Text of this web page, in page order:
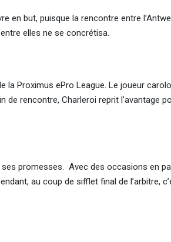
en but, puisque la rencontre entre
elles ne se concrétisa.
la Proximus ePro League. Le joueur carolo
rencontre, Charleroi reprit l’avantage
ses promesses. Avec des occasions en
au coup de sifflet final de l’arbitre,